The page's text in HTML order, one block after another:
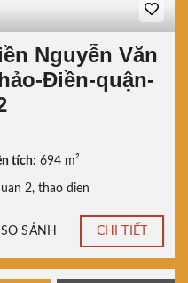
Nguyễn Văn
Điền-quận-
tích: 694 m²
2, thao dien
SO SÁNH CHI TIẾT